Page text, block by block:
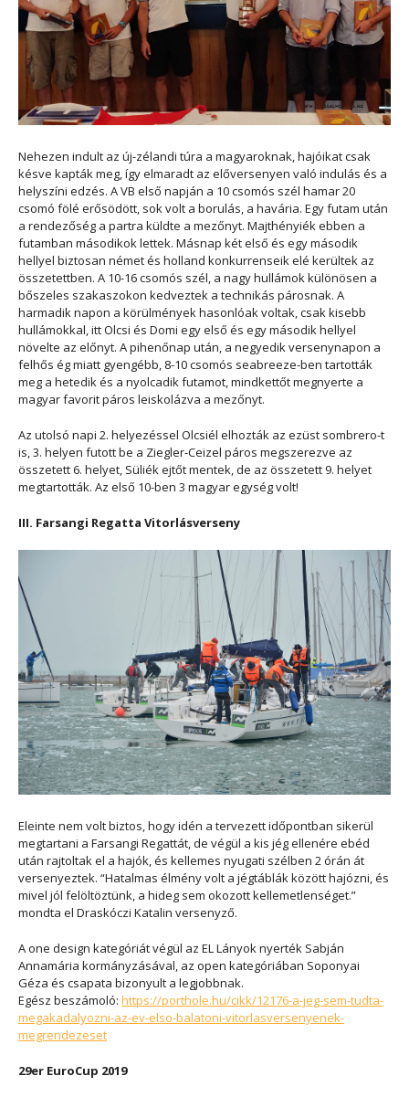
Nehezen indult az új-zélandi túra a magyaroknak, hajóikat csak
késve kapták meg, így elmaradt az előversenyen való indulás és a
helyszíni edzés. A VB első napján a 10 csomós szél hamar 20
csomó fölé erősödött, sok volt a borulás, a havária. Egy futam után
a rendezőség a partra küldte a mezőnyt. Majthényiék ebben a
futamban másodikok lettek. Másnap két első és egy második
hellyel biztosan német és holland konkurrenseik elé kerültek az
összetettben. A 10-16 csomós szél, a nagy hullámok különösen a
bőszeles szakaszokon kedveztek a technikás párosnak. A
harmadik napon a körülmények hasonlóak voltak, csak kisebb
hullámokkal, itt Olcsi és Domi egy első és egy második hellyel
növelte az előnyt. A pihenőnap után, a negyedik versenynapon a
felhős ég miatt gyengébb, 8-10 csomós seabreeze-ben tartották
meg a hetedik és a nyolcadik futamot, mindkettőt megnyerte a
magyar favorit páros leiskolázva a mezőnyt.
Az utolsó napi 2. helyezéssel Olcsiél elhozták az ezüst sombrero-t
is, 3. helyen futott be a Ziegler-Ceizel páros megszerezve az
összetett 6. helyet, Süliék ejtőt mentek, de az összetett 9. helyet
megtartották. Az első 10-ben 3 magyar egység volt!
III. Farsangi Regatta Vitorlásverseny
Eleinte nem volt biztos, hogy idén a tervezett időpontban sikerül
megtartani a Farsangi Regattát, de végül a kis jég ellenére ebéd
után rajtoltak el a hajók, és kellemes nyugati szélben 2 órán át
versenyeztek. “Hatalmas élmény volt a jégtáblák között hajózni, és
mivel jól felöltöztünk, a hideg sem okozott kellemetlenséget.”
mondta el Draskóczi Katalin versenyző.
A one design kategóriát végül az EL Lányok nyerték Sabján
Annamária kormányzásával, az open kategóriában Soponyai
Géza és csapata bizonyult a legjobbnak.
Egész beszámoló: https://porthole.hu/cikk/12176-a-jeg-sem-tudta-
megakadalyozni-az-ev-elso-balatoni-vitorlasversenyenek-
megrendezeset
29er EuroCup 2019